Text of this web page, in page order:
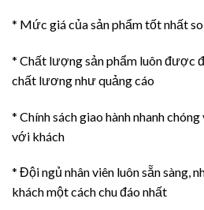
* Mức giá của sản phẩm tốt nhất
* Chất lượng sản phẩm luôn được
chất lương như quảng cáo
* Chính sách giao hành nhanh
với khách
* Đội ngủ nhân viên luôn sẵn sàng,
khách một cách chu đáo nhất